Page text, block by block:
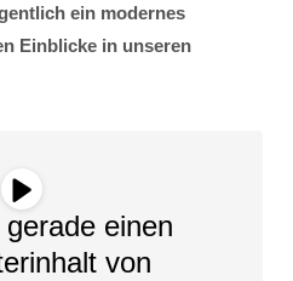
ein modernes
Einblicke in unseren
einen
von